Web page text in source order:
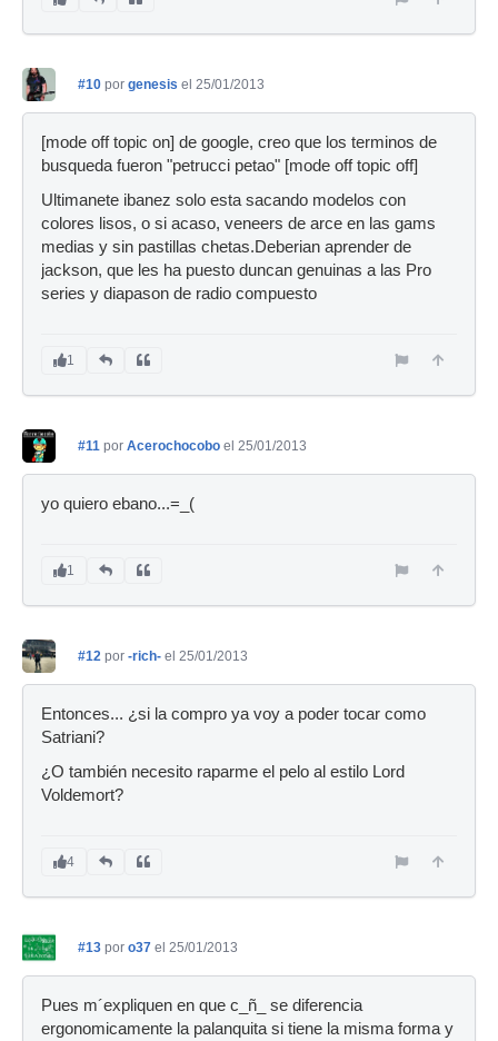
#10 por genesis el 25/01/2013
[mode off topic on] de google, creo que los terminos de
busqueda fueron "petrucci petao" [mode off topic off]
Ultimanete ibanez solo esta sacando modelos con
colores lisos, o si acaso, veneers de arce en las gams
medias y sin pastillas chetas.Deberian aprender de
jackson, que les ha puesto duncan genuinas a las Pro
series y diapason de radio compuesto
1
#11 por Acerochocobo el 25/01/2013
yo quiero ebano...=_(
1
#12 por -rich- el 25/01/2013
Entonces... ¿si la compro ya voy a poder tocar como
Satriani?
¿O también necesito raparme el pelo al estilo Lord
Voldemort?
4
#13 por o37 el 25/01/2013
Pues m´expliquen en que c_ñ_ se diferencia
ergonomicamente la palanquita si tiene la misma forma y